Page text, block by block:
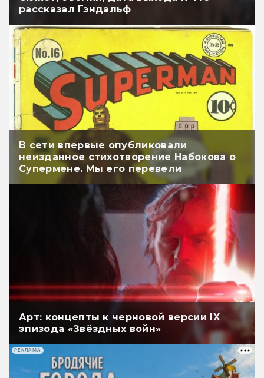
рассказал Гэндальф
В сети впервые опубликовали
неизданное стихотворение Набокова о
Супермене. Мы его перевели
Арт: концепты к черновой версии IX
эпизода «Звёздных войн»
РЕКЛАМА